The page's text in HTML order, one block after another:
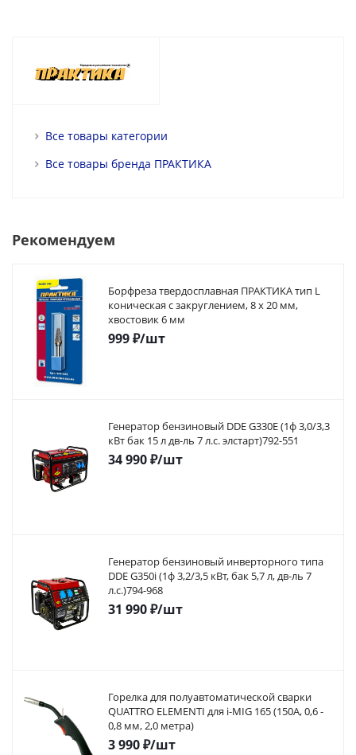
Все товары категории
Все товары бренда ПРАКТИКА
Рекомендуем
Борфреза твердосплавная ПРАКТИКА тип L
коническая с закруглением, 8 х 20 мм,
хвостовик 6 мм
999₽/шт
Генератор бензиновый DDE G330E (1ф 3,0/3,3
кВт бак 15 л дв-ль 7 л.с. элстарт)792-551
34 990₽/шт
Генератор бензиновый инверторного типа
DDE G350i (1ф 3,2/3,5 кВт, бак 5,7 л, дв-ль 7
л.с.)794-968
31 990₽/шт
Горелка для полуавтоматической сварки
QUATTRO ELEMENTI для i-MIG 165 (150A, 0,6 -
0,8 мм, 2,0 метра)
3 990₽/шт